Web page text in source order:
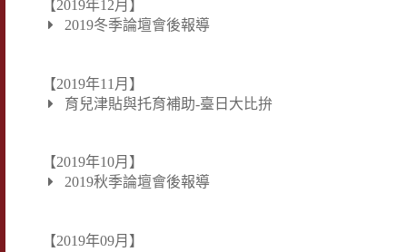
【2019年12月】
2019冬季論壇會後報導
【2019年11月】
育兒津貼與托育補助-臺日大比拚
【2019年10月】
2019秋季論壇會後報導
【2019年09月】